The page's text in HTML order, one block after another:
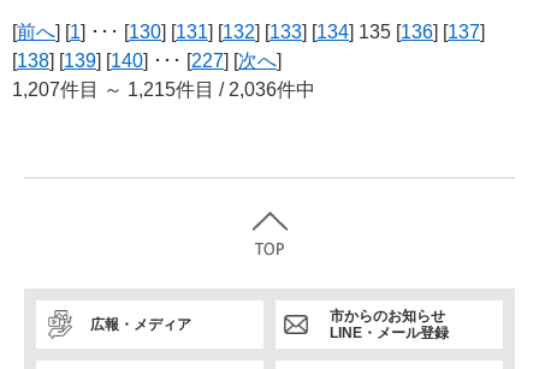
[前へ] [1] ･･･ [130] [131] [132] [133] [134] 135 [136] [137]
[138] [139] [140] ･･･ [227] [次へ]
1,207件目 ～ 1,215件目 / 2,036件中
広報・メディア
市からのお知らせ
LINE・メール登録